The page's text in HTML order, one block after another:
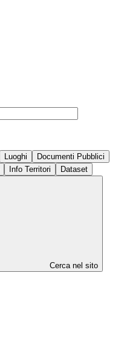
Luoghi
Documenti Pubblici
Info Territori Dataset
Cerca nel sito